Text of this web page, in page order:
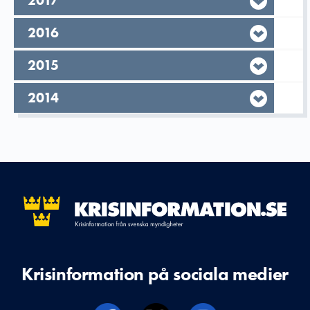
År,
2016
År,
2015
År,
2014
Krisinformation på sociala medier